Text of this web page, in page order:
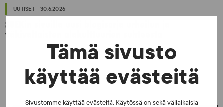
Tämä sivusto
käyttää evästeitä
Sivustomme käyttää evästeitä. Käytössä on sekä väliaikaisia
UUTISET - 30.6.2026
SUEKin sivuilla uusi blogisarja urheilun ja
väkivaltaisten alakulttuurien suhteesta